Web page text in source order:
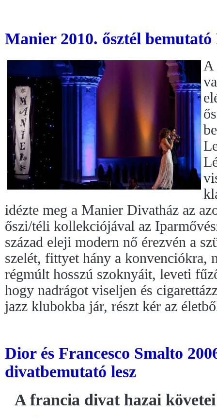
Manier 2010. ősztél
A
idézte meg a Manier Divatház az
őszi/téli kollekciójával az
század eleji modern nő érezvén a
szelét, fittyet hány a konvenciókra,
régmúlt hosszú szoknyáit, leveti
hogy nadrágot viseljen és
jazz klubokba jár, részt kér az
Dior és Francesco Smalto
divatbemutató lesz
A francia divat hazai követei